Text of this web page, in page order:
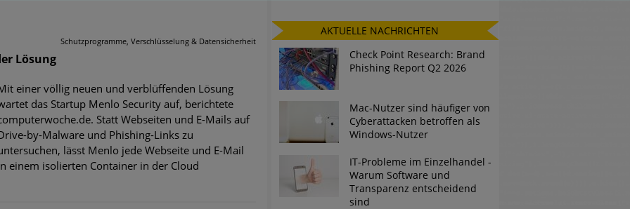
Cyber Crimes 2024: Experten rechnen mit neue Welle an Social-Engineering-Betrugsmaschen und
wachsende Risiken, eine immer unübersichtlichere Cyber-Bedrohungslage – was CISOs jetzt für
Resilienz tun können
aller Arten im Fokus der aktuellen Cyber-Bedrohungen
Aufstieg: Mega-Ransomware. Deutsche Unternehmen dürfen Bedrohungspotential nicht
der HTTP-basierten Cyberangriffe lässt Experten vor Tsunami bei Web-DDoS-Angriffen
Schutzprogramme, Verschlüsselung & Datensicherheit
Lösung
einer völlig neuen und verblüffenden Lösung
das Startup Menlo Security auf, berichtete
Statt Webseiten und E-Mails auf
by-Malware und Phishing-Links zu
lässt Menlo jede Webseite und E-Mail
einem isolierten Container in der Cloud
AKTUELLE NACHRICHTEN
Check Point Research: Brand
Phishing Report Q2 2026
Mac-Nutzer sind häufiger von
Cyberattacken betroffen als
Windows-Nutzer
IT-Probleme im Einzelhandel -
Warum Software und
Transparenz entscheidend
sind